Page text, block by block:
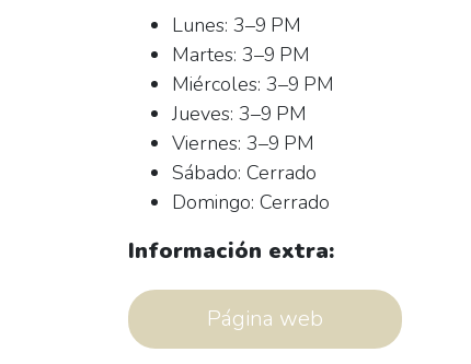
Lunes: 3–9 PM
Martes: 3–9 PM
Miércoles: 3–9 PM
Jueves: 3–9 PM
Viernes: 3–9 PM
Sábado: Cerrado
Domingo: Cerrado
Información extra:
Página web